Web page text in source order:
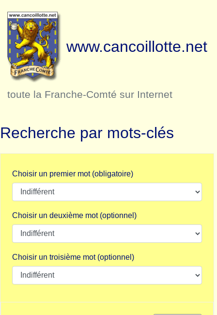
www.cancoillotte.net
toute la Franche-Comté sur Internet
Recherche par mots-clés
Choisir un premier mot (obligatoire)
Choisir un deuxième mot (optionnel)
Choisir un troisième mot (optionnel)